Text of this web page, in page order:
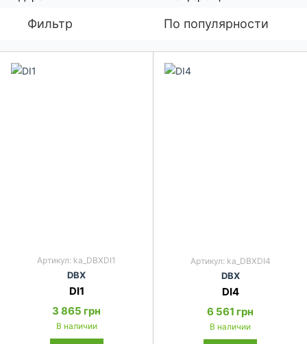
Фильтр По популярности
Артикул: ka_DBXDI1
DBX
DI1
3 865 грн
В наличии
Артикул: ka_DBXDI4
DBX
DI4
6 561 грн
В наличии